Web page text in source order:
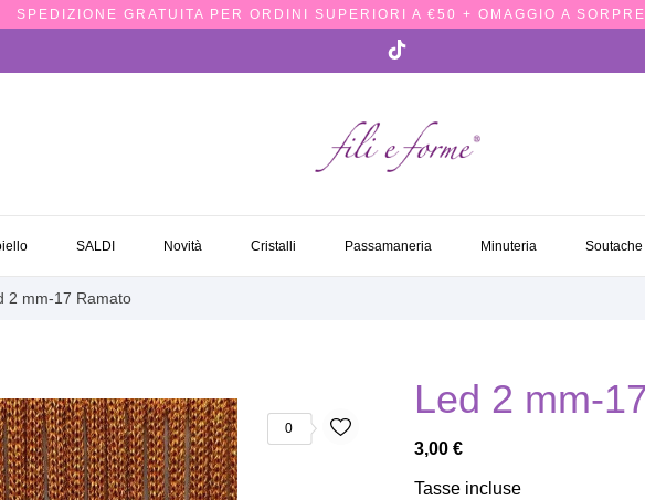
SPEDIZIONE GRATUITA PER ORDINI SUPERIORI A €50 + OMAGGIO A
SALDI Novità Cristalli Passamaneria Minuteria Soutache
2 mm-17 Ramato
0
Led 2 mm-
3,00 €
Tasse incluse